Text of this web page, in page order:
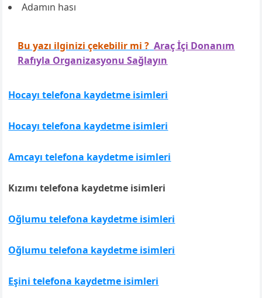
Adamın hası
Bu yazı ilginizi çekebilir mi ? Araç İçi Donanım
Rafıyla Organizasyonu Sağlayın
Hocayı telefona kaydetme isimleri
Hocayı telefona kaydetme isimleri
Amcayı telefona kaydetme isimleri
Kızımı telefona kaydetme isimleri
Oğlumu telefona kaydetme isimleri
Oğlumu telefona kaydetme isimleri
Eşini telefona kaydetme isimleri